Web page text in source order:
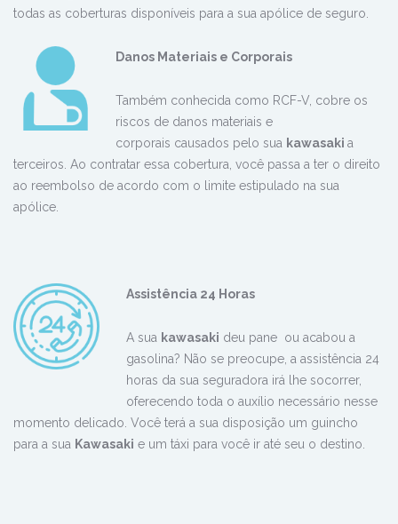
todas as coberturas disponíveis para a sua apólice de seguro.
Danos Materiais e Corporais
Também conhecida como RCF-V, cobre os
riscos de danos materiais e
corporais causados pelo sua kawasaki a
terceiros. Ao contratar essa cobertura, você passa a ter o direito
ao reembolso de acordo com o limite estipulado na sua
apólice.
Assistência 24 Horas
A sua kawasaki deu pane ou acabou a
gasolina? Não se preocupe, a assistência 24
horas da sua seguradora irá lhe socorrer,
oferecendo toda o auxílio necessário nesse
momento delicado. Você terá a sua disposição um guincho
para a sua Kawasaki e um táxi para você ir até seu o destino.